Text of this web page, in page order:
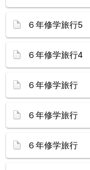
６年修学旅行5
６年修学旅行4
６年修学旅行
６年修学旅行
６年修学旅行